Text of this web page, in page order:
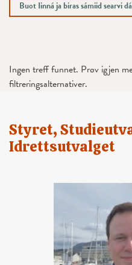
Buot Iinná ja biras sámiid searvi
Ingen treff funnet. Prøv igjen
filtreringsalternativer.
Styret,
Idrettsutvalget